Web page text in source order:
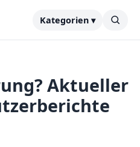
Kategorien ▾
Aktueller